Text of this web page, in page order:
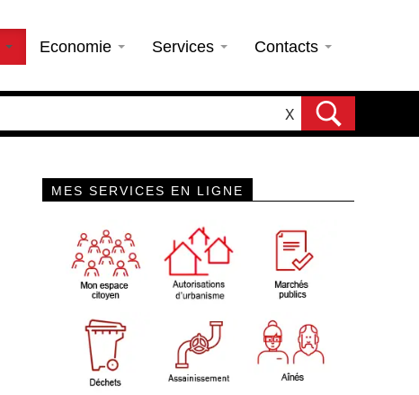
Economie Services Contacts
X
MES SERVICES EN LIGNE